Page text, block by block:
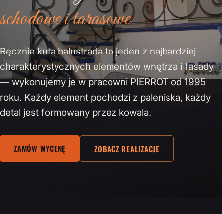
schodowe i tarasowe
Ręcznie kuta balustrada to jeden z najbardziej
charakterystycznych elementów wnętrza i fasady
— wykonujemy je w pracowni PIERROT od 1995
roku. Każdy element pochodzi z paleniska, każdy
detal jest formowany przez kowala.
ZAMÓW WYCENĘ ZOBACZ REALIZACJE